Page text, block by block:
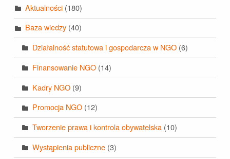
Aktualności(180)
Baza wiedzy(40)
Działalność statutowa i gospodarcza w NGO (6)
Finansowanie NGO (14)
Kadry NGO (9)
Promocja NGO (12)
Tworzenie prawa i kontrola obywatelska (10)
Wystąpienia publiczne (3)